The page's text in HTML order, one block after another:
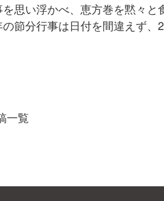
思い浮かべ、恵方巻を黙々と
節分行事は日付を間違えず、
一覧